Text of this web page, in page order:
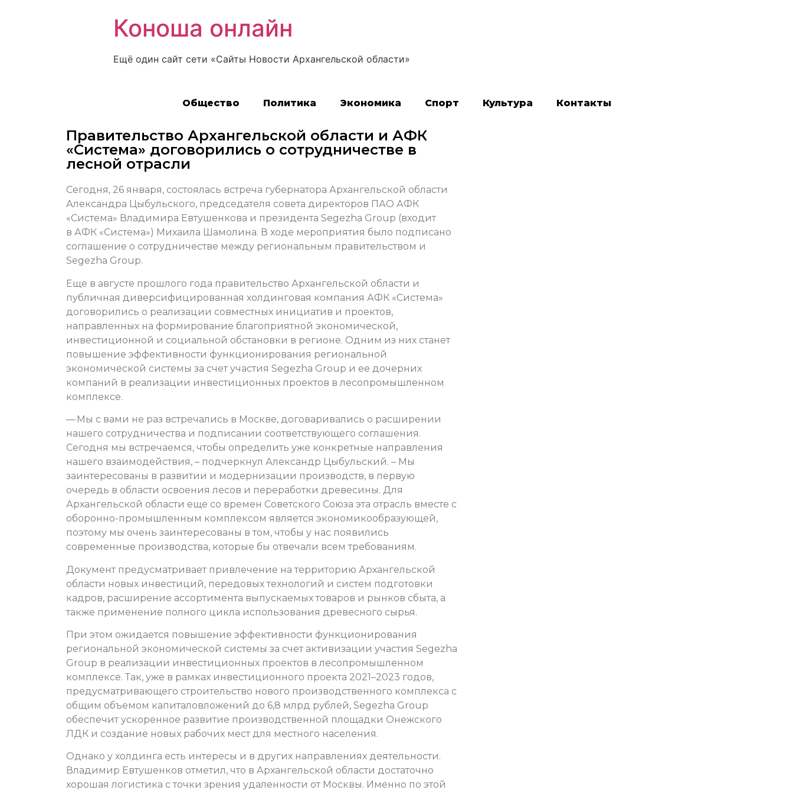
Коноша онлайн
Ещё один сайт сети «Сайты Новости Архангельской области»
Общество Политика Экономика Спорт Культура Контакты
Правительство Архангельской области и АФК
«Система» договорились о сотрудничестве в
лесной отрасли
Сегодня, 26 января, состоялась встреча губернатора Архангельской области
Александра Цыбульского, председателя совета директоров ПАО АФК
«Система» Владимира Евтушенкова и президента Segezha Group (входит
в АФК «Система») Михаила Шамолина. В ходе мероприятия было подписано
соглашение о сотрудничестве между региональным правительством и
Segezha Group.
Еще в августе прошлого года правительство Архангельской области и
публичная диверсифицированная холдинговая компания АФК «Система»
договорились о реализации совместных инициатив и проектов,
направленных на формирование благоприятной экономической,
инвестиционной и социальной обстановки в регионе. Одним из них станет
повышение эффективности функционирования региональной
экономической системы за счет участия Segezha Group и ее дочерних
компаний в реализации инвестиционных проектов в лесопромышленном
комплексе.
— Мы с вами не раз встречались в Москве, договаривались о расширении
нашего сотрудничества и подписании соответствующего соглашения.
Сегодня мы встречаемся, чтобы определить уже конкретные направления
нашего взаимодействия, – подчеркнул Александр Цыбульский. – Мы
заинтересованы в развитии и модернизации производств, в первую
очередь в области освоения лесов и переработки древесины. Для
Архангельской области еще со времен Советского Союза эта отрасль вместе с
оборонно-промышленным комплексом является экономикообразующей,
поэтому мы очень заинтересованы в том, чтобы у нас появились
современные производства, которые бы отвечали всем требованиям.
Документ предусматривает привлечение на территорию Архангельской
области новых инвестиций, передовых технологий и систем подготовки
кадров, расширение ассортимента выпускаемых товаров и рынков сбыта, а
также применение полного цикла использования древесного сырья.
При этом ожидается повышение эффективности функционирования
региональной экономической системы за счет активизации участия Segezha
Group в реализации инвестиционных проектов в лесопромышленном
комплексе. Так, уже в рамках инвестиционного проекта 2021–2023 годов,
предусматривающего строительство нового производственного комплекса с
общим объемом капиталовложений до 6,8 млрд рублей, Segezha Group
обеспечит ускоренное развитие производственной площадки Онежского
ЛДК и создание новых рабочих мест для местного населения.
Однако у холдинга есть интересы и в других направлениях деятельности.
Владимир Евтушенков отметил, что в Архангельской области достаточно
хорошая логистика с точки зрения удаленности от Москвы. Именно по этой